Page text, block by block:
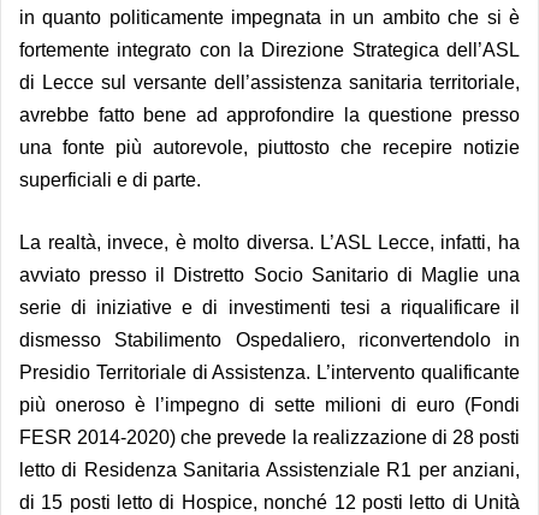
in quanto politicamente impegnata in un ambito che si è
fortemente integrato con la Direzione Strategica dell’ASL
di Lecce sul versante dell’assistenza sanitaria territoriale,
avrebbe fatto bene ad approfondire la questione presso
una fonte più autorevole, piuttosto che recepire notizie
superficiali e di parte.
La realtà, invece, è molto diversa. L’ASL Lecce, infatti, ha
avviato presso il Distretto Socio Sanitario di Maglie una
serie di iniziative e di investimenti tesi a riqualificare il
dismesso Stabilimento Ospedaliero, riconvertendolo in
Presidio Territoriale di Assistenza. L’intervento qualificante
più oneroso è l’impegno di sette milioni di euro (Fondi
FESR 2014-2020) che prevede la realizzazione di 28 posti
letto di Residenza Sanitaria Assistenziale R1 per anziani,
di 15 posti letto di Hospice, nonché 12 posti letto di Unità